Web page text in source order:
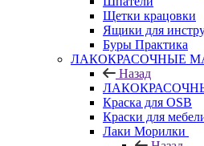
Щетки крацовки
Ящики для
Буры Практика
ЛАКОКРАСОЧНЫЕ
Назад
Краска для OSB
Краски для
Лаки Морилки